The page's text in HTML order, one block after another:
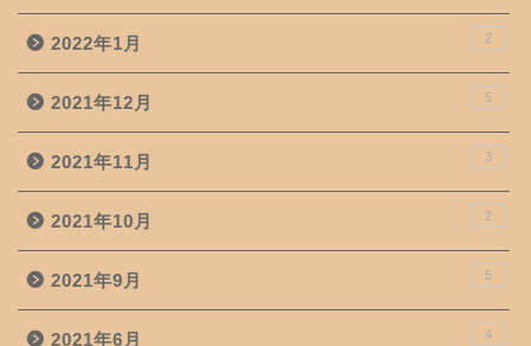
2022年1月 2
2021年12月 5
2021年11月 3
2021年10月 2
2021年9月 5
2021年6月 4